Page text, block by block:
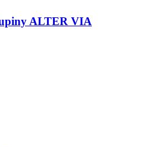
ALTER VIA